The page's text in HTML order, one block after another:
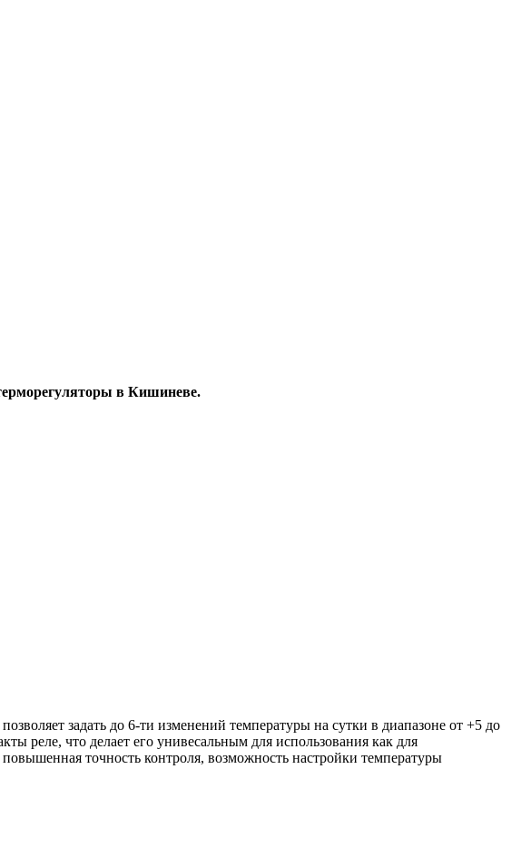
в Кишиневе.
задать до 6-ти изменений температуры на сутки в диапазоне от +5 до
реле, что делает его унивесальным для использования как для
точность контроля, возможность настройки температуры